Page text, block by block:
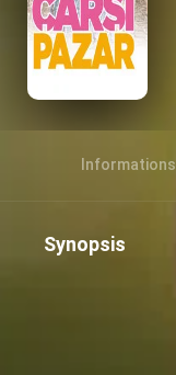
Informations
Synopsis